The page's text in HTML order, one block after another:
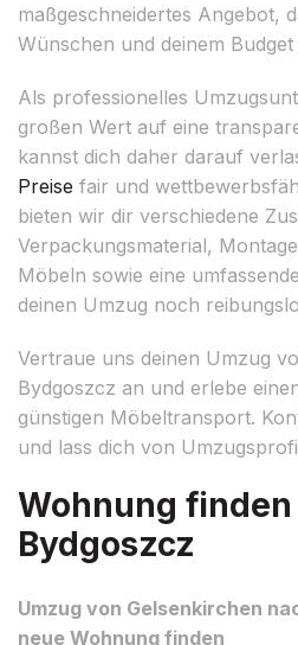
maßgeschneidertes Angebot,
Wünschen und deinem Budget
Als professionelles
großen Wert auf eine
kannst dich daher darauf
Preise fair und
bieten wir dir verschiedene
Verpackungsmaterial,
Möbeln sowie eine
deinen Umzug noch
Vertraue uns deinen Umzug
Bydgoszcz an und erlebe
günstigen Möbeltransport.
und lass dich von
Wohnung finden
Bydgoszcz
Umzug von Gelsenkirchen
neue Wohnung finden